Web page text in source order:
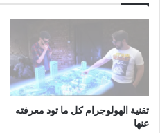
تقنية الهولوجرام كل ما تود معرفته
عنها